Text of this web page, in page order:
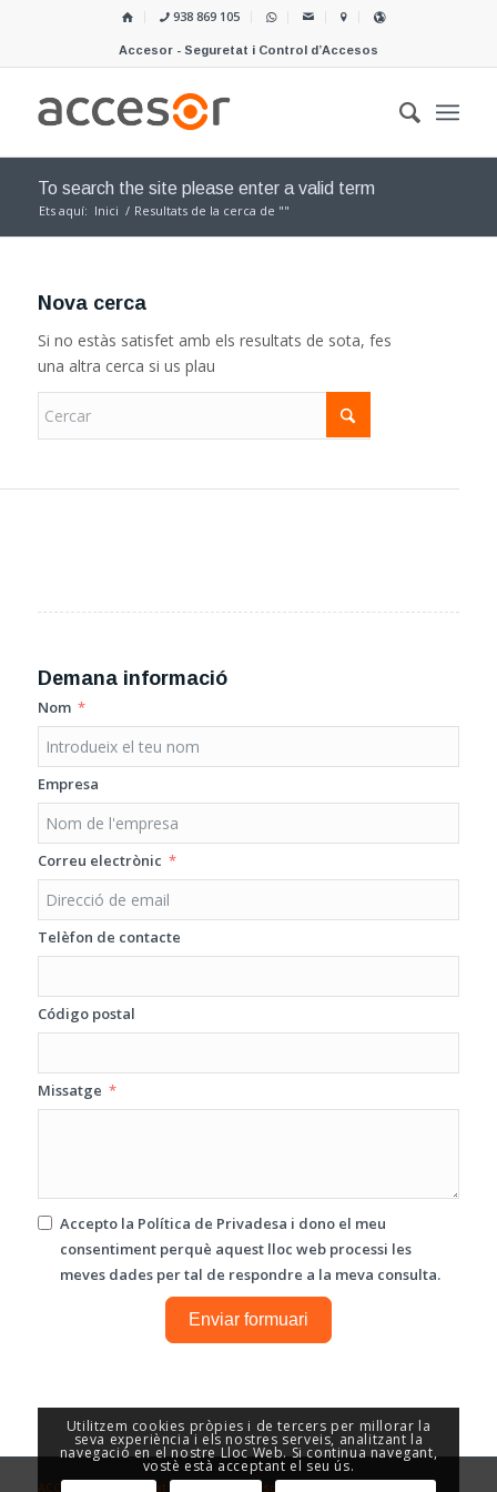
938 869 105
Accesor - Seguretat i Control d’Accesos
To search the site please enter a valid term
Ets aquí: Inici / Resultats de la cerca de ""
Nova cerca
Si no estàs satisfet amb els resultats de sota, fes
una altra cerca si us plau
Demana informació
Nom
Empresa
Correu electrònic
Telèfon de contacte
Código postal
Missatge
Accepto la Política de Privadesa i dono el meu
consentiment perquè aquest lloc web processi les
meves dades per tal de respondre a la meva consulta.
Enviar formuari
ACCESOR - Seguretat i Control d’Accesos
Utilitzem cookies pròpies i de tercers per millorar la
seva experiència i els nostres serveis, analitzant la
navegació en el nostre Lloc Web. Si continua navegant,
vostè està acceptant el seu ús.